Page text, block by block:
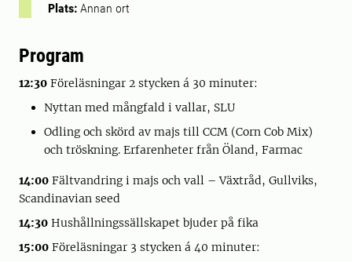
Plats: Annan ort
Program
12:30 Föreläsningar 2 stycken á 30 minuter:
Nyttan med mångfald i vallar, SLU
Odling och skörd av majs till CCM (Corn Cob Mix)
och tröskning. Erfarenheter från Öland, Farmac
14:00 Fältvandring i majs och vall – Växtråd, Gullviks,
Scandinavian seed
14:30 Hushållningssällskapet bjuder på fika
15:00 Föreläsningar 3 stycken á 40 minuter: